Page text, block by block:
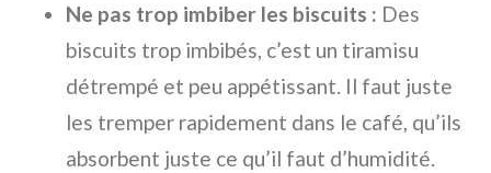
Ne pas trop imbiber les biscuits : Des
biscuits trop imbibés, c’est un tiramisu
détrempé et peu appétissant. Il faut juste
les tremper rapidement dans le café, qu’ils
absorbent juste ce qu’il faut d’humidité.